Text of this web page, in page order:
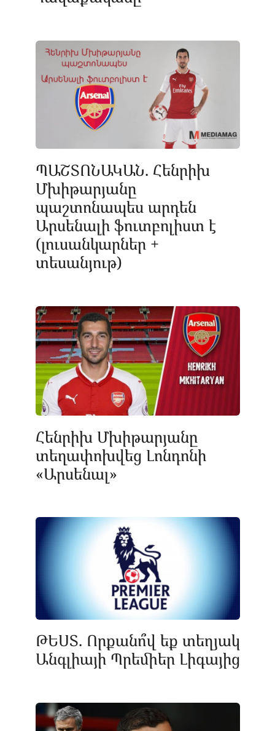
ՊԱՇՏՈՆԱԿԱՆ. Հենրիխ
Մխիթարյանը
պաշտոնապես արդեն
Արսենալի ֆուտբոլիստ է
(լուսանկարներ +
տեսանյութ)
Հենրիխ Մխիթարյանը
տեղափոխվեց Լոնդոնի
«Արսենալ»
ԹԵՍՏ. Որքանո՞վ եք տեղյակ
Անգլիայի Պրեմիեր Լիգայից